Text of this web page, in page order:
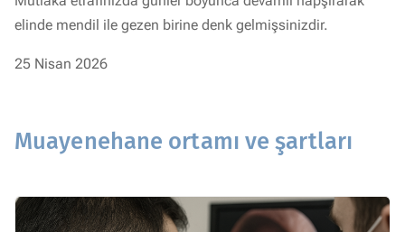
elinde mendil ile gezen birine denk gelmişsinizdir.
25 Nisan 2026
Muayenehane ortamı ve şartları